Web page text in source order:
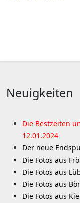
Neuigkeiten
Die Bestzeiten
12.01.2024
Der neue
Die Fotos aus
Die Fotos aus
Die Fotos aus
Die Fotos aus